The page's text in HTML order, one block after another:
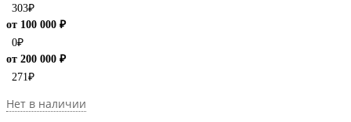
303₽
от 100 000 ₽
0₽
от 200 000 ₽
271 ₽
Нет в наличии